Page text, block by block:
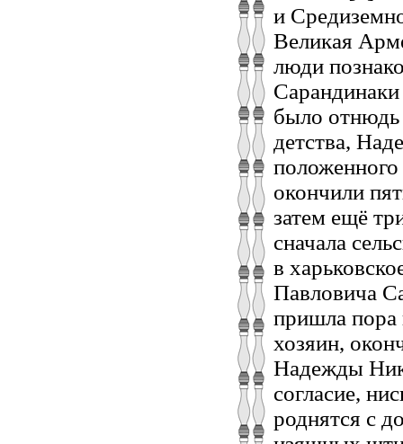
и
Великая
люди
было отнюдь
детства,
окончили
затем ещё
сначала
в
Павловича
пришла пора
хозяин,
Надежды
согласие,
роднятся с